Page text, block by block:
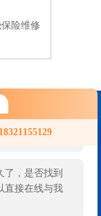
，很高兴为您
什么问题呢？
了，是否找到
直接在线与我
险维修